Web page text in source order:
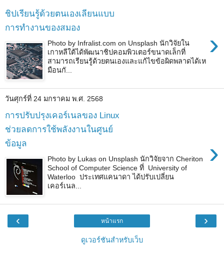
ชิปเรียนรู้ด้วยตนเองเลียนแบบ
การทำงานของสมอง
›
Photo by Infralist.com on Unsplash นักวิจัยใน
เกาหลีใต้ได้พัฒนาชิปคอมพิวเตอร์ขนาดเล็กที่
สามารถเรียนรู้ด้วยตนเองและแก้ไขข้อผิดพลาดได้เห
มือนกั...
วันศุกร์ที่ 24 มกราคม พ.ศ. 2568
การปรับปรุงเคอร์เนลของ Linux
ช่วยลดการใช้พลังงานในศูนย์
ข้อมูล
›
Photo by Lukas on Unsplash นักวิจัยจาก Cheriton
School of Computer Science ที่ University of
Waterloo ประเทศแคนาดา ได้ปรับเปลี่ยน
เคอร์เนล...
‹ ›
หน้าแรก
ดูเวอร์ชันสำหรับเว็บ